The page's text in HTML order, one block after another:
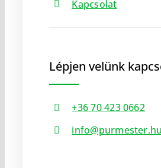
Kapcsolat
Lépjen velünk
+36 70 423 0662
info@purmester.hu